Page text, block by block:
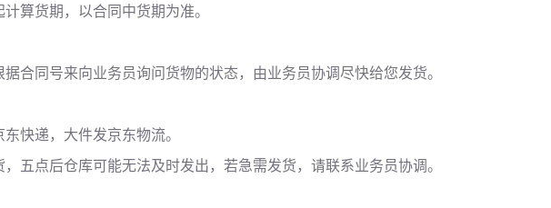
算货期，以合同中货期为准。
合同号来向业务员询问货物的状态，由业务员协调尽快给您发货。
快递，大件发京东物流。
五点后仓库可能无法及时发出，若急需发货，请联系业务员协调。